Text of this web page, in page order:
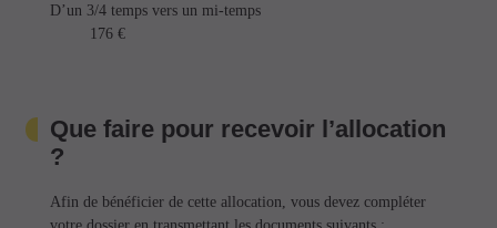
D’un 3/4 temps vers un mi-temps
176 €
Que faire pour recevoir l’allocation
?
Afin de bénéficier de cette allocation, vous devez compléter